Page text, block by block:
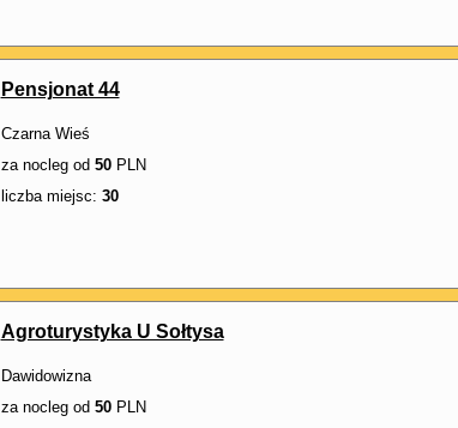
Pensjonat 44
Czarna Wieś
za nocleg od 50PLN
liczba miejsc: 30
Agroturystyka U Sołtysa
Dawidowizna
za nocleg od 50PLN